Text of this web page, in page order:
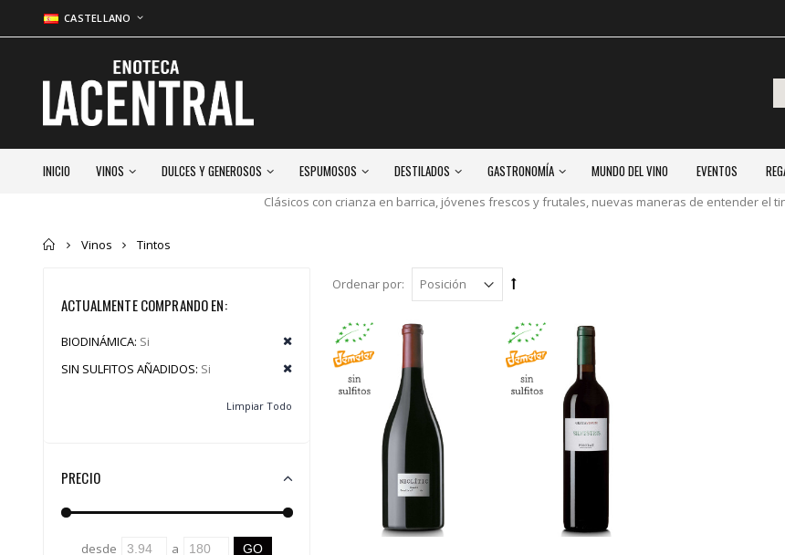
CASTELLANO
INICIO VINOS DULCES Y GENEROSOS ESPUMOSOS DESTILADOS GASTRONOMÍA MUNDO DEL VINO EVENTOS
Clásicos con crianza en barrica, jóvenes frescos y frutales, nuevas maneras de entender el
Inicio
Vinos Tintos
Ordenar por:
ACTUALMENTE COMPRANDO EN:
BIODINÁMICA: Si
SIN SULFITOS AÑADIDOS: Si
Limpiar Todo
PRECIO
desde a